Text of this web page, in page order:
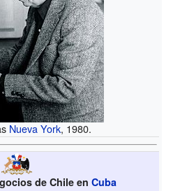
Nueva York, 1980.
de Chile en Cuba